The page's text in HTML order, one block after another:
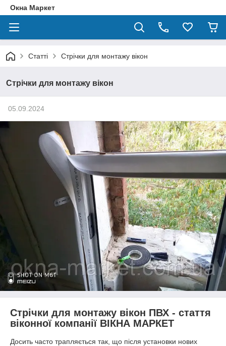
Окна Маркет
Статті Стрічки для монтажу вікон
Стрічки для монтажу вікон
05.09.2024
Стрічки для монтажу вікон ПВХ - стаття
віконної компанії ВІКНА МАРКЕТ
Досить часто трапляється так, що після установки нових